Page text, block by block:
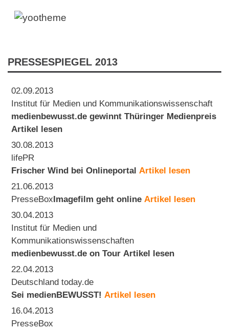
PRESSESPIEGEL 2013
02.09.2013
Institut für Medien und Kommunikationswissenschaft
medienbewusst.de gewinnt Thüringer Medienpreis
Artikel lesen
30.08.2013
lifePR
Frischer Wind bei Onlineportal Artikel lesen
21.06.2013
PresseBoxImagefilm geht online Artikel lesen
30.04.2013
Institut für Medien und
Kommunikationswissenschaften
medienbewusst.de on Tour Artikel lesen
22.04.2013
Deutschland today.de
Sei medienBEWUSST! Artikel lesen
16.04.2013
PresseBox